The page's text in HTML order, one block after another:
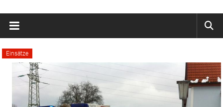
Einsätze